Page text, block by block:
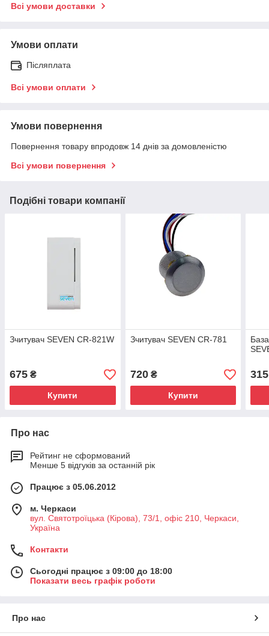
Всі умови доставки
Умови оплати
Післяплата
Всі умови оплати
Умови повернення
Повернення товару впродовж 14 днів за домовленістю
Всі умови повернення
Подібні товари компанії
Зчитувач SEVEN CR-821W
675 ₴
Купити
Зчитувач SEVEN CR-781
720₴
Купити
315
Про нас
Рейтинг не сформований
Менше 5 відгуків за останній рік
Працює з 05.06.2012
м. Черкаси
вул. Святотроїцька (Кірова), 73/1, офіс 210, Черкаси,
Україна
Контакти
Сьогодні працює з 09:00 до 18:00
Показати весь графік роботи
Про нас